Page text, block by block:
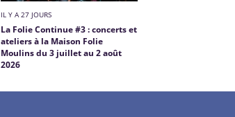
IL Y A 27 JOURS
La Folie Continue #3 : concerts et
ateliers à la Maison Folie
Moulins du 3 juillet au 2 août
2026